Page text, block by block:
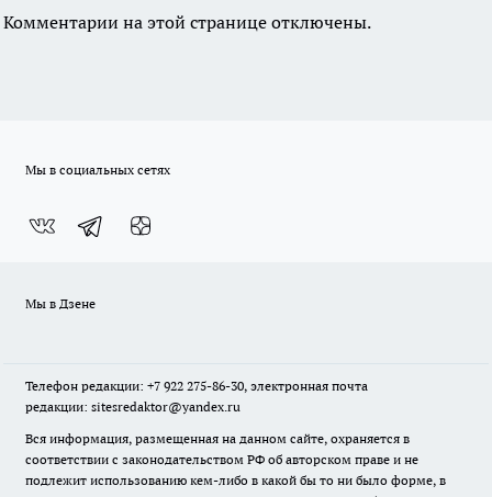
Комментарии на этой странице отключены.
Мы в социальных сетях
Мы в Дзене
Телефон редакции: +7 922 275-86-30, электронная почта
редакции: sitesredaktor@yandex.ru
Вся информация, размещенная на данном сайте, охраняется в
соответствии с законодательством РФ об авторском праве и не
подлежит использованию кем-либо в какой бы то ни было форме, в